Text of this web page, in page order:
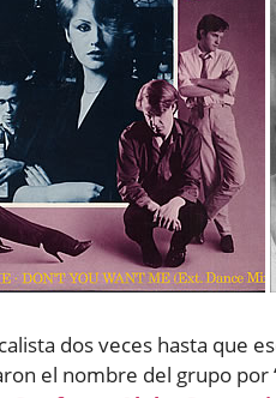
dos veces hasta que
el nombre del grupo por